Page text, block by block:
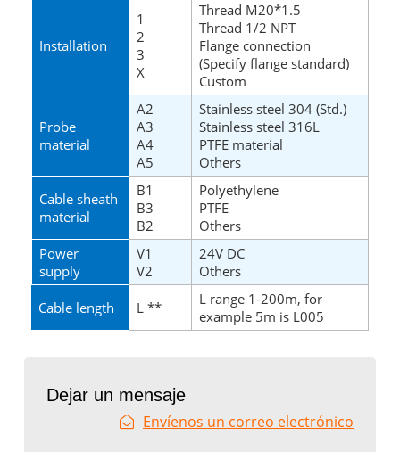
Installation
1
2
3
X
Thread M20*1.5
Thread 1/2 NPT
Flange connection
(Specify flange standard)
Custom
Probe
material
A2
A3
A4
A5
Stainless steel 304 (Std.)
Stainless steel 316L
PTFE material
Others
Cable sheath
material
B1
B3
B2
Polyethylene
PTFE
Others
Power
supply
V1
V2
24V DC
Others
Cable length L **
L range 1-200m, for
example 5m is L005
Dejar un mensaje
Envíenos un correo electrónico